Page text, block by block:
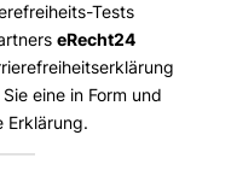
Tests
eRecht24
eine in Form und
Erklärung.